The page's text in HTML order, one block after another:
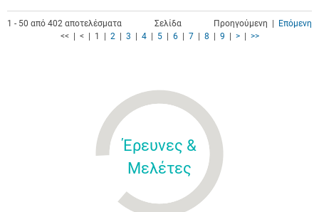
1 - 50 από 402 αποτελέσματα Προηγούμενη | Επόμενη
Σελίδα
<< | < | 1 | 2| 3 4| 5| 6| 7| 8 9 >| >>
Έρευνες &
Μελέτες